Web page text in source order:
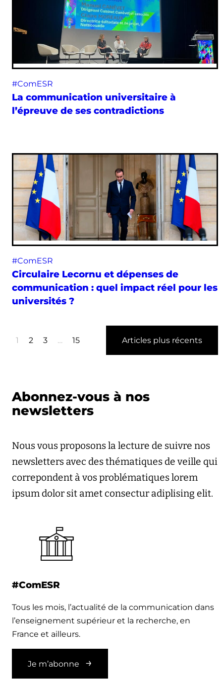
#ComESR
La communication universitaire à
l’épreuve de ses contradictions
#ComESR
Circulaire Lecornu et dépenses de
communication : quel impact réel pour les
universités ?
1 2 3 … 15 Articles plus récents
Abonnez-vous à nos
newsletters
Nous vous proposons la lecture de suivre nos
newsletters avec des thématiques de veille qui
correpondent à vos problématiques lorem
ipsum dolor sit amet consectur adiplising elit.
#ComESR
Tous les mois, l’actualité de la communication dans
l’enseignement supérieur et la recherche, en
France et ailleurs.
Je m’abonne